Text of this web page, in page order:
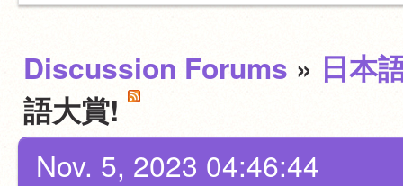
Discussion Forums » 日本
語大賞!
Nov. 5, 2023 04:46:44